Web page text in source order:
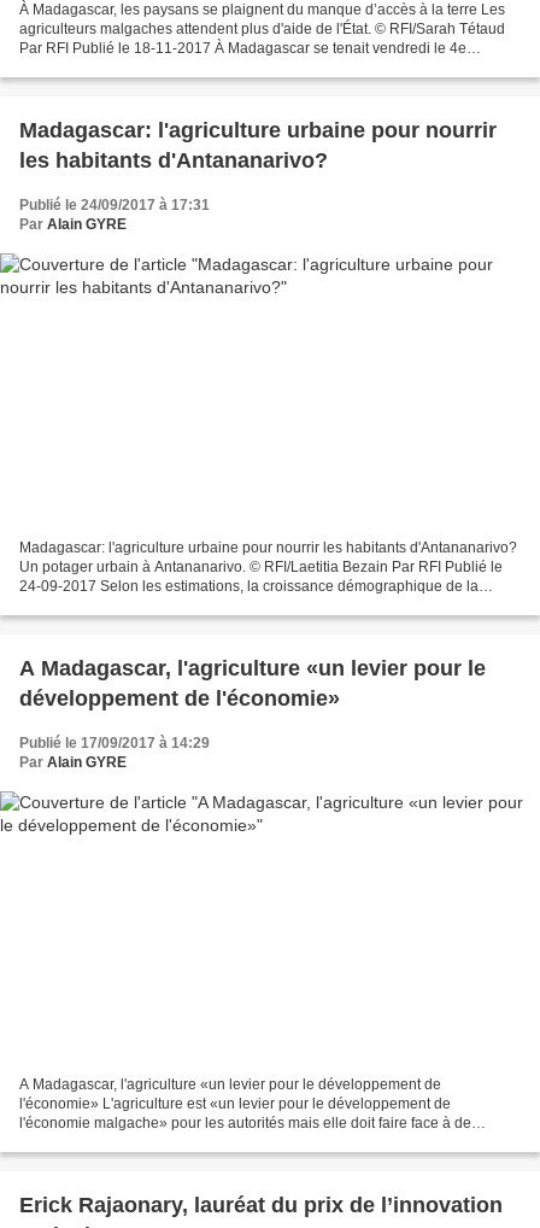
À Madagascar, les paysans se plaignent du manque d’accès à la terre Les
agriculteurs malgaches attendent plus d'aide de l'État. © RFI/Sarah Tétaud
Par RFI Publié le 18-11-2017 À Madagascar se tenait vendredi le 4e
Madagascar: l'agriculture urbaine pour nourrir
les habitants d'Antananarivo?
Publié le 24/09/2017 à 17:31
Par Alain GYRE
Madagascar: l'agriculture urbaine pour nourrir les habitants d'Antananarivo?
Un potager urbain à Antananarivo. © RFI/Laetitia Bezain Par RFI Publié le
24-09-2017 Selon les estimations, la croissance démographique de la
A Madagascar, l'agriculture «un levier pour le
développement de l'économie»
Publié le 17/09/2017 à 14:29
Par Alain GYRE
A Madagascar, l'agriculture «un levier pour le développement de
l'économie» L'agriculture est «un levier pour le développement de
l'économie malgache» pour les autorités mais elle doit faire face à de
Erick Rajaonary, lauréat du prix de l’innovation